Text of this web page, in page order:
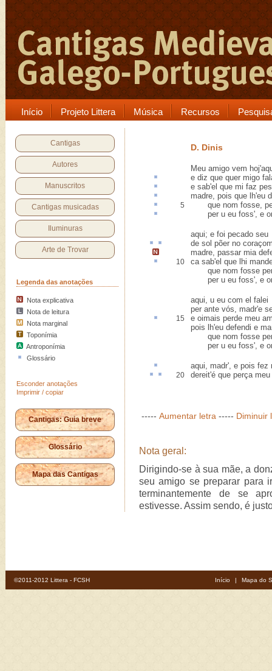
Início Projeto Littera Música Recursos
Cantigas
Autores
Manuscritos
Cantigas musicadas
Iluminuras
Arte de Trovar
Legenda das anotações
Nota explicativa
Nota de leitura
Nota marginal
Toponímia
Antroponímia
Glossário
Esconder anotações
Imprimir / copiar
Cantigas: Guia breve
Glossário
Mapa das Cantigas
D. Dinis
Meu amigo vem
e diz que quer migo
e sab'el que mi faz
madre, pois que lh'eu
5 que nom fosse,
per u eu foss', e
aqui; e foi pecado seu
de sol põer no
madre, passar mia
10 casab'el que lhi
que nom fosse per
per u eu foss', e
aqui, u eu com el falei
per ante vós, madr'e
15 e oimais perde meu
pois lh'eu defendi e
que nom fosse per
per u eu foss', e
aqui, madr', e pois fez
20 dereit'é que perçameu
----- Aumentar letra ----- Diminuir
Nota geral:
Dirigindo-se à sua mãe, a
seu amigo se preparar para
terminantemente de se
estivesse. Assim sendo, é
©2011-2012 Littera - FCSH Início | Mapa do